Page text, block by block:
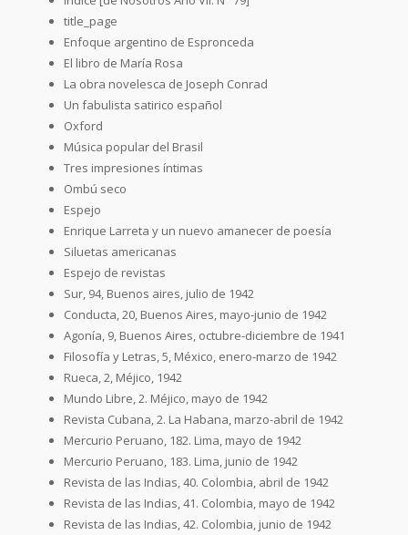
title_page
Enfoque argentino de Espronceda
El libro de María Rosa
La obra novelesca de Joseph Conrad
Un fabulista satirico español
Oxford
Música popular del Brasil
Tres impresiones íntimas
Ombú seco
Espejo
Enrique Larreta y un nuevo amanecer de poesía
Siluetas americanas
Espejo de revistas
Sur, 94, Buenos aires, julio de 1942
Conducta, 20, Buenos Aires, mayo-junio de 1942
Agonía, 9, Buenos Aires, octubre-diciembre de 1941
Filosofía y Letras, 5, México, enero-marzo de 1942
Rueca, 2, Méjico, 1942
Mundo Libre, 2. Méjico, mayo de 1942
Revista Cubana, 2. La Habana, marzo-abril de 1942
Mercurio Peruano, 182. Lima, mayo de 1942
Mercurio Peruano, 183. Lima, junio de 1942
Revista de las Indias, 40. Colombia, abril de 1942
Revista de las Indias, 41. Colombia, mayo de 1942
Revista de las Indias, 42. Colombia, junio de 1942